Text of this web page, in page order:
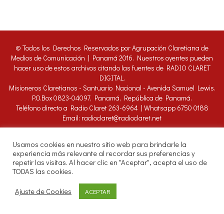
© Todos los Derechos Reservados por Agrupación Claretiana de
Medios de Comunicación | Panamá 2016. Nuestros oyentes pueden
hacer uso de estos archivos citando las fuentes de RADIO CLARET
DIGITAL.
Misioneros Claretianos - Santuario Nacional - Avenida Samuel Lewis.
P.O.Box 0823-04097, Panamá, República de Panamá.
Teléfono directo a Radio Claret 263-6964 | Whatsapp 6750 0188
Email: radioclaret@radioclaret.net
Usamos cookies en nuestro sitio web para brindarle la
experiencia más relevante al recordar sus preferencias y
repetir las visitas. Al hacer clic en "Aceptar", acepta el uso de
TODAS las cookies.
Ajuste de Cookies ACEPTAR